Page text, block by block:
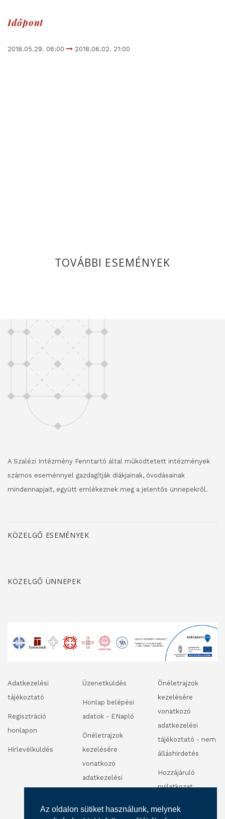
Az oldalon sütiket használunk, melynek
Időpont
2018.05.29. 06:00 2018.06.02. 21:00
TOVÁBBI ESEMÉNYEK
A Szalézi Intézmény Fenntartó által működtetett intézmények
számos eseménnyel gazdagítják diákjainak, óvodásainak
mindennapjait, együtt emlékeznek meg a jelentős ünnepekről.
KÖZELGŐ ESEMÉNYEK
KÖZELGŐ ÜNNEPEK
Adatkezelési
tájékoztató
Regisztráció
honlapon
Hírlevélküldés
Üzenetküldés
Honlap belépési
adatok - ENapló
Önéletrajzok
kezelésére
vonatkozó
adatkezelési
álláshirdetés
Önéletrajzok
kezelésére
vonatkozó
adatkezelési
tájékoztató - nem
álláshirdetés
Hozzájáruló
nyilatkozat
videofelvétel